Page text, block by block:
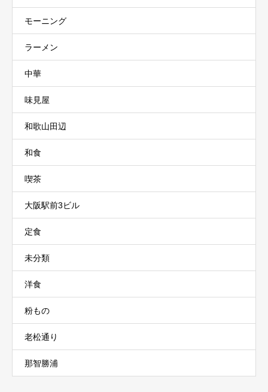
モーニング
ラーメン
中華
味見屋
和歌山田辺
和食
喫茶
大阪駅前3ビル
定食
未分類
洋食
粉もの
老松通り
那智勝浦